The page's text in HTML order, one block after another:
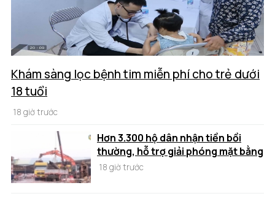
Khám sàng lọc bệnh tim miễn phí cho trẻ dưới
18 tuổi
18 giờ trước
Hơn 3.300 hộ dân nhận tiền bồi
thường, hỗ trợ giải phóng mặt bằng
18 giờ trước